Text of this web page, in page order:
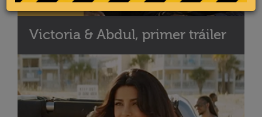
Victoria & Abdul, primer tráiler